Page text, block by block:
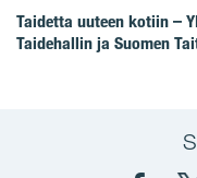
Taidetta uuteen kotiin –
Taidehallin ja Suomen